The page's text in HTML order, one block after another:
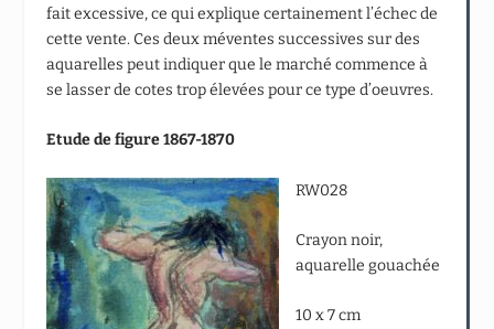
fait excessive, ce qui explique certainement l’échec de
cette vente. Ces deux méventes successives sur des
aquarelles peut indiquer que le marché commence à
se lasser de cotes trop élevées pour ce type d’oeuvres.
Etude de figure 1867-1870
RW028
Crayon noir,
aquarelle gouachée
10 x 7 cm